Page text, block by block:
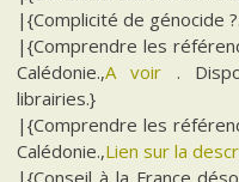
|{Complicité de génocide
|{Comprendre les
Calédonie.,A voir .
librairies.}
|{Comprendre les
Calédonie.,Lien sur la